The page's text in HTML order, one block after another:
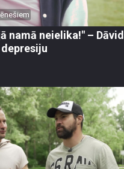
namā neielika!" –